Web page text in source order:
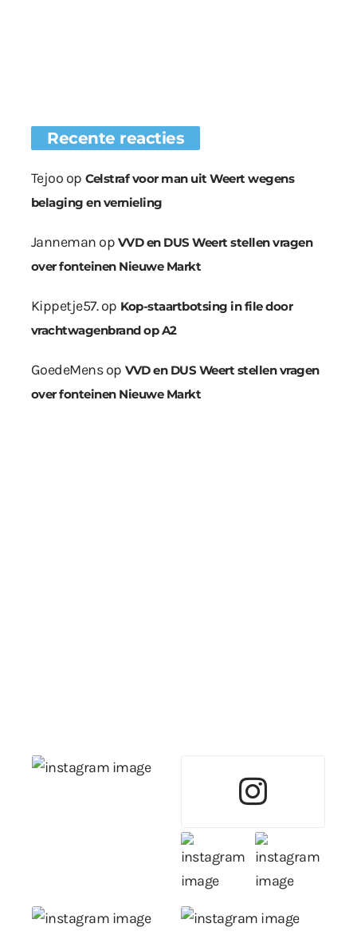
Recente reacties
Tejoo op Celstraf voor man uit Weert wegens
belaging en vernieling
Janneman op VVD en DUS Weert stellen vragen
over fonteinen Nieuwe Markt
Kippetje57.op Kop-staartbotsing in file door
vrachtwagenbrand op A2
GoedeMensop VVD en DUS Weert stellen vragen
over fonteinen Nieuwe Markt